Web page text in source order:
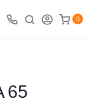
0
65